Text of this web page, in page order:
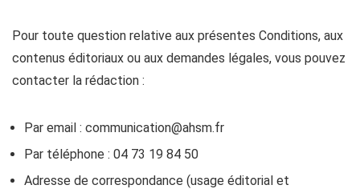
Pour toute question relative aux présentes Conditions, aux
contenus éditoriaux ou aux demandes légales, vous pouvez
contacter la rédaction :
Par email : communication@ahsm.fr
Par téléphone : 04 73 19 84 50
Adresse de correspondance (usage éditorial et